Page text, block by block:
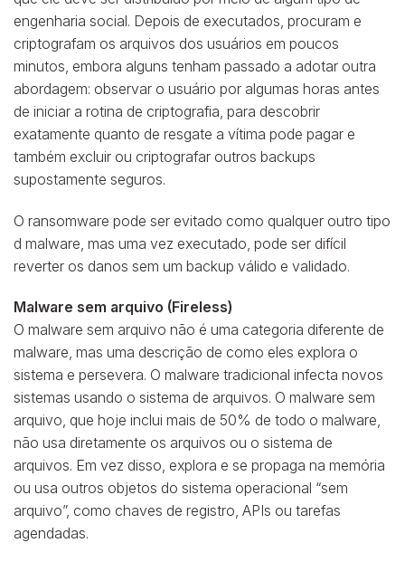
engenharia social. Depois de executados, procuram e
criptografam os arquivos dos usuários em poucos
minutos, embora alguns tenham passado a adotar outra
abordagem: observar o usuário por algumas horas antes
de iniciar a rotina de criptografia, para descobrir
exatamente quanto de resgate a vítima pode pagar e
também excluir ou criptografar outros backups
supostamente seguros.
O ransomware pode ser evitado como qualquer outro tipo
d malware, mas uma vez executado, pode ser difícil
reverter os danos sem um backup válido e validado.
Malware sem arquivo (Fireless)
O malware sem arquivo não é uma categoria diferente de
malware, mas uma descrição de como eles explora o
sistema e persevera. O malware tradicional infecta novos
sistemas usando o sistema de arquivos. O malware sem
arquivo, que hoje inclui mais de 50% de todo o malware,
não usa diretamente os arquivos ou o sistema de
arquivos. Em vez disso, explora e se propaga na memória
ou usa outros objetos do sistema operacional “sem
arquivo”, como chaves de registro, APIs ou tarefas
agendadas.